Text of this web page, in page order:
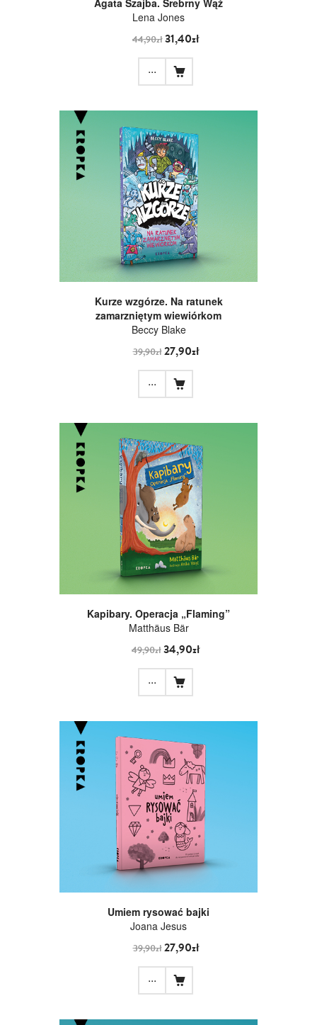
Agata Szajba. Srebrny Wąż
Lena Jones
44,90zł31,40zł
...
Kurze wzgórze. Na ratunek
zamarzniętym wiewiórkom
Beccy Blake
39,90zł27,90zł
...
Kapibary. Operacja „Flaming”
Matthäus Bär
49,90zł34,90zł
...
Umiem rysować bajki
Joana Jesus
39,90zł27,90zł
...